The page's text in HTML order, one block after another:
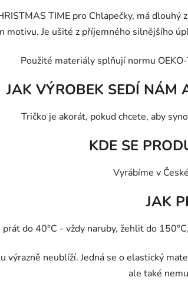
TIME pro Chlapečky, má
motivu. Je ušité z příjemného silnějšího
Použité materiály splňují normu
JAK VÝROBEK SEDÍ NÁM
Tričko je akorát, pokud chcete, aby
KDE SE
Vyrábíme v
JAK
do 40°C - vždy naruby, žehlit do
výrazně neublíží. Jedná se o elastický
ale také